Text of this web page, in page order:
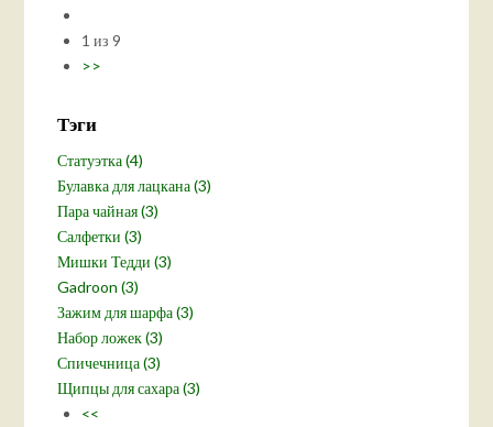
1 из 9
>>
Тэги
Статуэтка (4)
Булавка для лацкана (3)
Пара чайная (3)
Салфетки (3)
Мишки Тедди (3)
Gadroon (3)
Зажим для шарфа (3)
Набор ложек (3)
Спичечница (3)
Щипцы для сахара (3)
<<